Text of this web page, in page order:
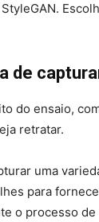
de
do ensaio,
retratar.
uma
para
o processo de